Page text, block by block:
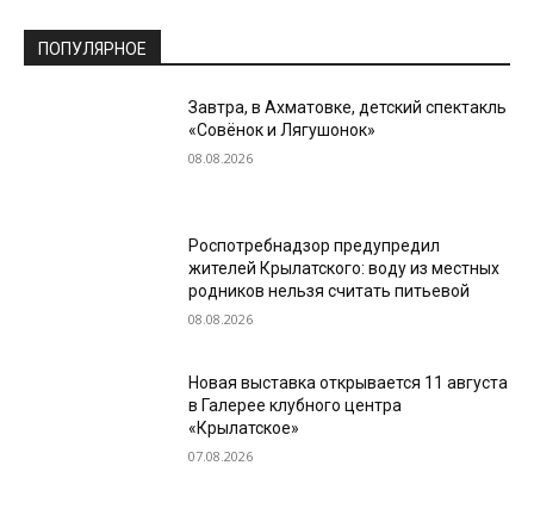
ПОПУЛЯРНОЕ
Завтра, в Ахматовке, детский спектакль
«Совёнок и Лягушонок»
08.08.2026
Роспотребнадзор предупредил
жителей Крылатского: воду из местных
родников нельзя считать питьевой
08.08.2026
Новая выставка открывается 11 августа
в Галерее клубного центра
«Крылатское»
07.08.2026